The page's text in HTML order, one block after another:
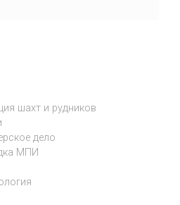
шахт и рудников
дело
МПИ